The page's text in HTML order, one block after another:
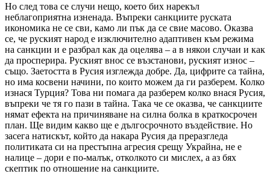
Но след това се случи нещо, което бих нарекъл
неблагоприятна изненада. Въпреки санкциите руската
икономика не се сви, камо ли пък да се свие масово. Оказва
се, че руският народ е изключително адаптивен към режима
на санкции и е разбрал как да оцелява – а в някои случаи и как
да просперира. Руският внос се възстанови, руският износ –
също. Заетостта в Русия изглежда добре. Да, цифрите са тайна,
но има косвени начини, по които можем да ги разберем. Колко
изнася Турция? Това ни помага да разберем колко внася Русия,
въпреки че тя го пази в тайна. Така че се оказва, че санкциите
нямат ефекта на причиняване на силна болка в краткосрочен
план. Ще видим какво ще е дългосрочното въздействие. Но
засега натискът, който да накара Русия да преразгледа
политиката си на престъпна агресия срещу Украйна, не е
налице – дори е по-малък, отколкото си мислех, а аз бях
скептик по отношение на санкциите.